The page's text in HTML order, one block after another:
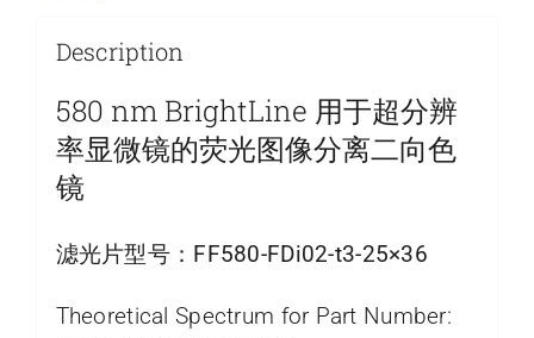
Description
580 nm BrightLine 用于超分辨
率显微镜的荧光图像分离二向色
镜
滤光片型号： FF580-FDi02-t3-25×36
Theoretical Spectrum for Part Number: